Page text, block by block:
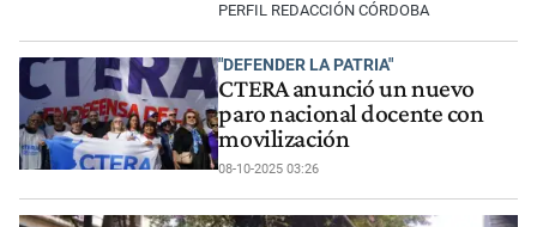
PERFIL REDACCIÓN CÓRDOBA
"DEFENDER LA PATRIA"
CTERA anunció un nuevo
paro nacional docente con
movilización
08-10-2025 03:26